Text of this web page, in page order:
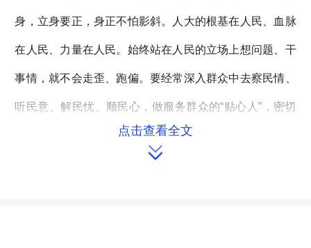
身，立身要正，身正不怕影斜。人大的根基在人民、血脉
在人民、力量在人民。始终站在人民的立场上想问题、干
事情，就不会走歪、跑偏。要经常深入群众中去察民情、
听民意、解民忧、顺民心，做服务群众的“贴心人”，密切
联系群众改进作风，热心服务群众扎实履职。今年人大将
围绕政府性投资重点项目建设情况开展集中视察，就城市
点击查看全文
